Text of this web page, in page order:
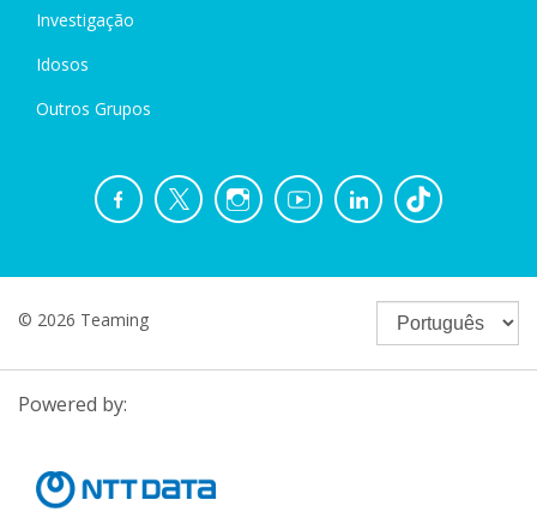
Investigação
Idosos
Outros Grupos
© 2026 Teaming
Powered by: